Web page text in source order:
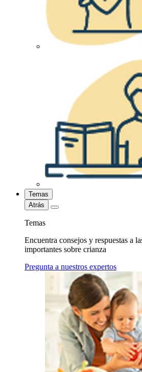
Temas
Atrás
Temas
Encuentra consejos y respuestas a
importantes sobre crianza
Pregunta a nuestros expertos